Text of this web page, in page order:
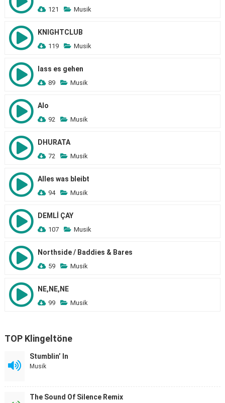
121 Musik
KNIGHTCLUB
119 Musik
lass es gehen
89 Musik
Alo
92 Musik
DHURATA
72 Musik
Alles was bleibt
94 Musik
DEMLİ ÇAY
107 Musik
Northside / Baddies & Bares
59 Musik
NE,NE,NE
99 Musik
TOP Klingeltöne
Stumblin’ In
Musik
The Sound Of Silence Remix